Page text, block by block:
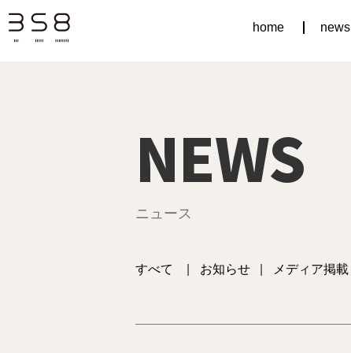
home news
NEWS
ニュース
すべて お知らせ メディア掲載